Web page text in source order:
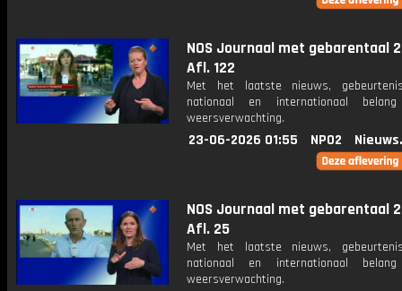
NOS Journaal met gebarentaal
Afl. 122
Met het laatste nieuws,
nationaal en internationaal
weersverwachting.
23-06-2026 01:55 NPO2
NOS Journaal met gebarentaal
Afl. 25
Met het laatste nieuws,
nationaal en internationaal
weersverwachting.